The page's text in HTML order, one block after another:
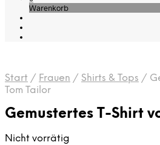
Warenkorb
Start / Frauen / Shirts & Tops /
Tom Tailor
Gemustertes T-Shirt
Nicht vorrätig